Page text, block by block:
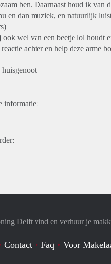
ben. Daarnaast houd ik van
en dan muziek, en natuurlijk
ook wel van een beetje lol houdt
reactie achter en help deze arme
huisgenoot
informatie:
Delft vind en verhuur je
Contact Faq Voor